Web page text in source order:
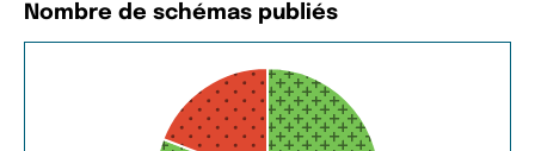
Nombre de schémas publiés